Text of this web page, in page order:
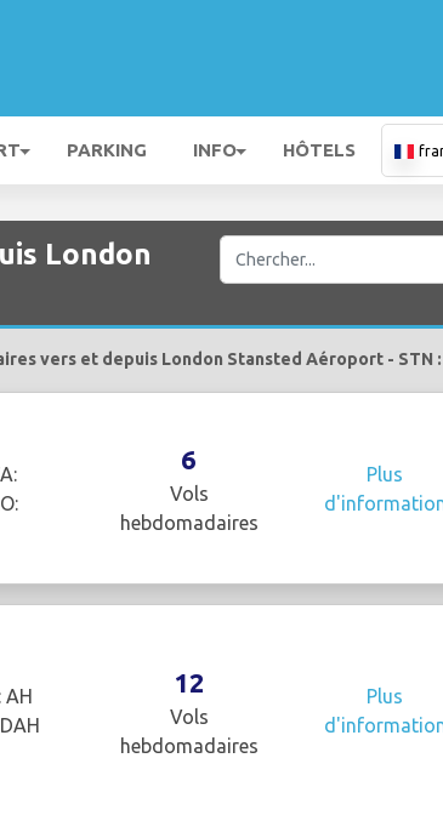
PARKING INFO HÔTELS
London
vers et depuis London Stansted Aéroport - STN :
6
Vols
hebdomadaires
Plus
AH
12
Vols
hebdomadaires
Plus